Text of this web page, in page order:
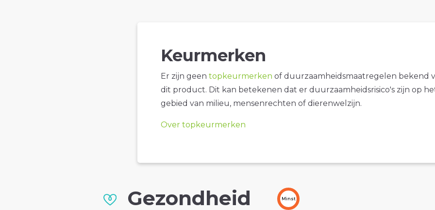
Keurmerken
Er zijn geen topkeurmerken of duurzaamheidsmaatregelen bekend
dit product. Dit kan betekenen dat er duurzaamheidsrisico's zijn op
gebied van milieu, mensenrechten of dierenwelzijn.
Over topkeurmerken
Gezondheid Minst